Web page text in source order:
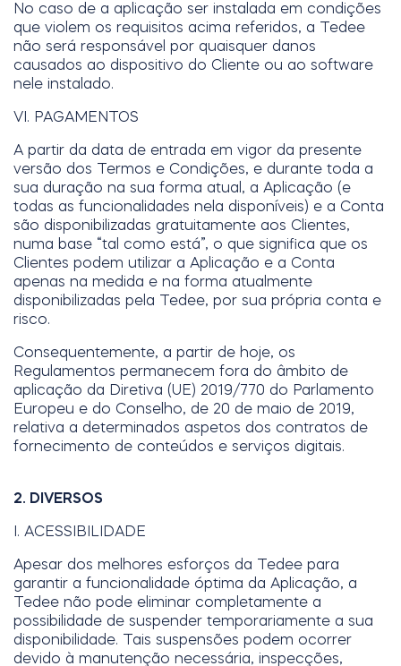
No caso de a aplicação ser instalada em condições
que violem os requisitos acima referidos, a Tedee
não será responsável por quaisquer danos
causados ao dispositivo do Cliente ou ao software
nele instalado.
VI. PAGAMENTOS
A partir da data de entrada em vigor da presente
versão dos Termos e Condições, e durante toda a
sua duração na sua forma atual, a Aplicação (e
todas as funcionalidades nela disponíveis) e a Conta
são disponibilizadas gratuitamente aos Clientes,
numa base “tal como está”, o que significa que os
Clientes podem utilizar a Aplicação e a Conta
apenas na medida e na forma atualmente
disponibilizadas pela Tedee, por sua própria conta e
risco.
Consequentemente, a partir de hoje, os
Regulamentos permanecem fora do âmbito de
aplicação da Diretiva (UE) 2019/770 do Parlamento
Europeu e do Conselho, de 20 de maio de 2019,
relativa a determinados aspetos dos contratos de
fornecimento de conteúdos e serviços digitais.
2. DIVERSOS
I. ACESSIBILIDADE
Apesar dos melhores esforços da Tedee para
garantir a funcionalidade óptima da Aplicação, a
Tedee não pode eliminar completamente a
possibilidade de suspender temporariamente a sua
disponibilidade. Tais suspensões podem ocorrer
devido à manutenção necessária, inspecções,